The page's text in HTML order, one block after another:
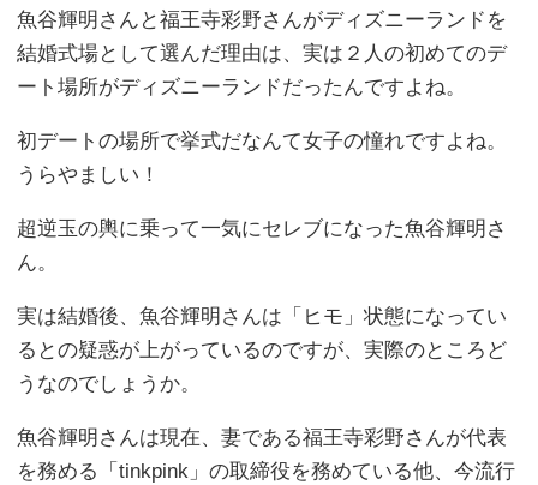
魚谷輝明さんと福王寺彩野さんがディズニーランドを
結婚式場として選んだ理由は、実は２人の初めてのデ
ート場所がディズニーランドだったんですよね。
初デートの場所で挙式だなんて女子の憧れですよね。
うらやましい！
超逆玉の輿に乗って一気にセレブになった魚谷輝明さ
ん。
実は結婚後、魚谷輝明さんは「ヒモ」状態になってい
るとの疑惑が上がっているのですが、実際のところど
うなのでしょうか。
魚谷輝明さんは現在、妻である福王寺彩野さんが代表
を務める「tinkpink」の取締役を務めている他、今流行